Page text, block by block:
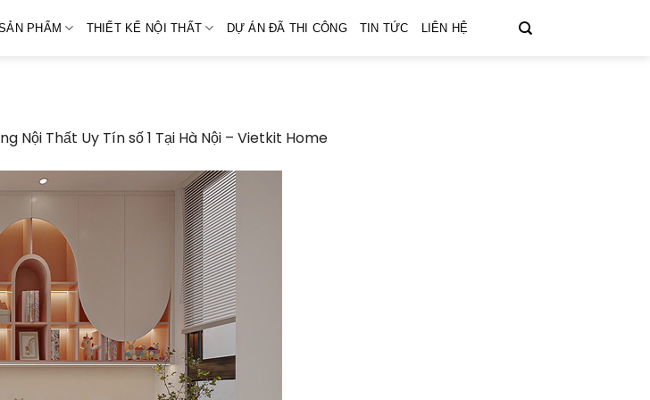
PHẨM THIẾT KẾ NỘI THẤT DỰ ÁN ĐÃ THI CÔNG TIN TỨC LIÊN HỆ
Nội Thất Uy Tín số 1 Tại Hà Nội – Vietkit Home